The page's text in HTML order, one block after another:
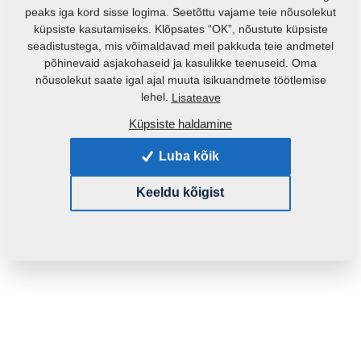
3004190
See varuosa sobib ka järgmistele masinatele:
peaks iga kord sisse logima. Seetõttu vajame teie nõusolekut
küpsiste kasutamiseks. Klõpsates “OK”, nõustute küpsiste
seadistustega, mis võimaldavad meil pakkuda teie andmetel
põhinevaid asjakohaseid ja kasulikke teenuseid. Oma
nõusolekut saate igal ajal muuta isikuandmete töötlemise
lehel. Lisateave
Küpsiste haldamine
Luba kõik
Keeldu kõigist